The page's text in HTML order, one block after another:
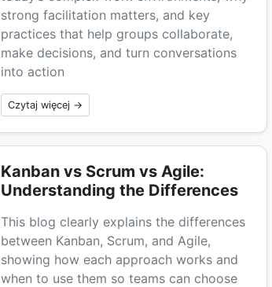
strong facilitation matters, and key
practices that help groups collaborate,
make decisions, and turn conversations
into action
Czytaj więcej →
Kanban vs Scrum vs Agile:
Understanding the Differences
This blog clearly explains the differences
between Kanban, Scrum, and Agile,
showing how each approach works and
when to use them so teams can choose